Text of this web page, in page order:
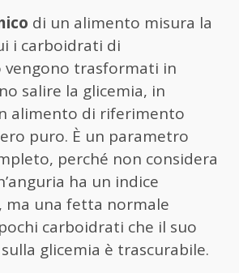
di un alimento misura la
i carboidrati di
vengono trasformati in
salire la glicemia, in
alimento di riferimento
puro. È un parametro
perché non considera
ha un indice
ma una fetta normale
carboidrati che il suo
glicemia è trascurabile.